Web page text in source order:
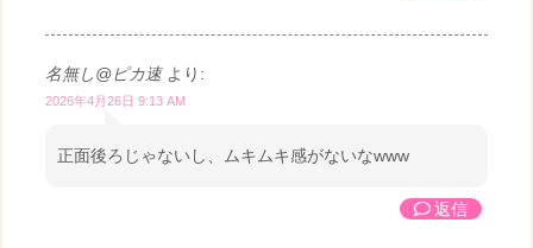
名無し@ピカ速 より:
2026年4月26日 9:13 AM
正面後ろじゃないし、ムキムキ感がないなwww
返信